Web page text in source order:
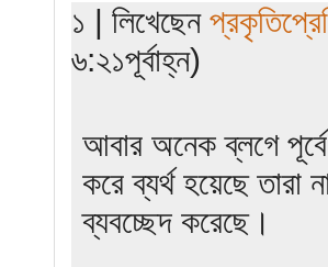
১ | লিখেছেন
৬:২১পূর্বাহ্ন)
আবার অনেক ব্লগে
করে ব্যর্থ হয়েছে তারা
ব্যবচ্ছেদ করেছে।